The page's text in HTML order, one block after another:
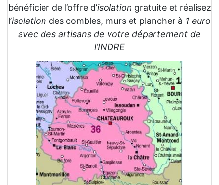
bénéficier de l’offre d’isolation gratuite et réalisez
l’isolation des combles, murs et plancher à 1 euro
avec des artisans de votre département de
l’INDRE